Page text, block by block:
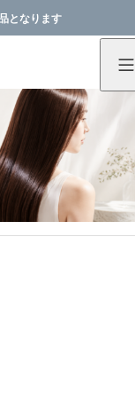
となります